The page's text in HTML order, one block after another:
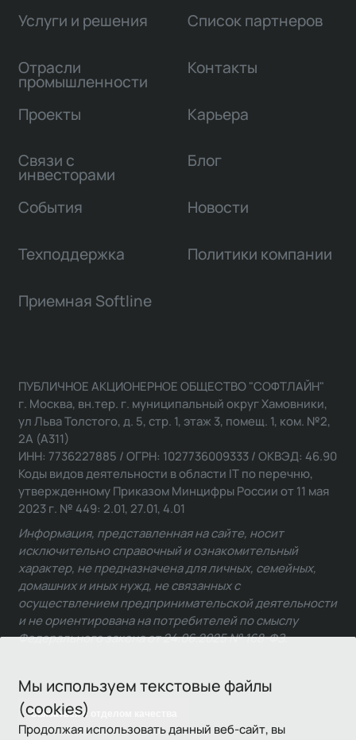
Мы используем текстовые файлы
(cookies)
Продолжая использовать данный веб-сайт, вы
Услуги и решения
Отрасли
промышленности
Проекты
Связи с
инвесторами
Список партнеров
Контакты
Карьера
Блог
События Новости
Техподдержка Политики компании
Приемная Softline
Связаться с отделом качества
ПУБЛИЧНОЕ АКЦИОНЕРНОЕ ОБЩЕСТВО "СОФТЛАЙН"
г. Москва, вн.тер. г. муниципальный округ Хамовники,
ул Льва Толстого, д. 5, стр. 1, этаж 3, помещ. 1, ком. №2,
2А (А311)
ИНН: 7736227885 / ОГРН: 1027736009333 / ОКВЭД: 46.90
Коды видов деятельности в области IT по перечню,
утвержденному Приказом Минцифры России от 11 мая
2023 г. № 449: 2.01, 27.01, 4.01
Информация, представленная на сайте, носит
исключительно справочный и ознакомительный
характер, не предназначена для личных, семейных,
домашних и иных нужд, не связанных с
осуществлением предпринимательской деятельности
и не ориентирована на потребителей по смыслу
Федерального закона от 24.06.2025 № 168-ФЗ.